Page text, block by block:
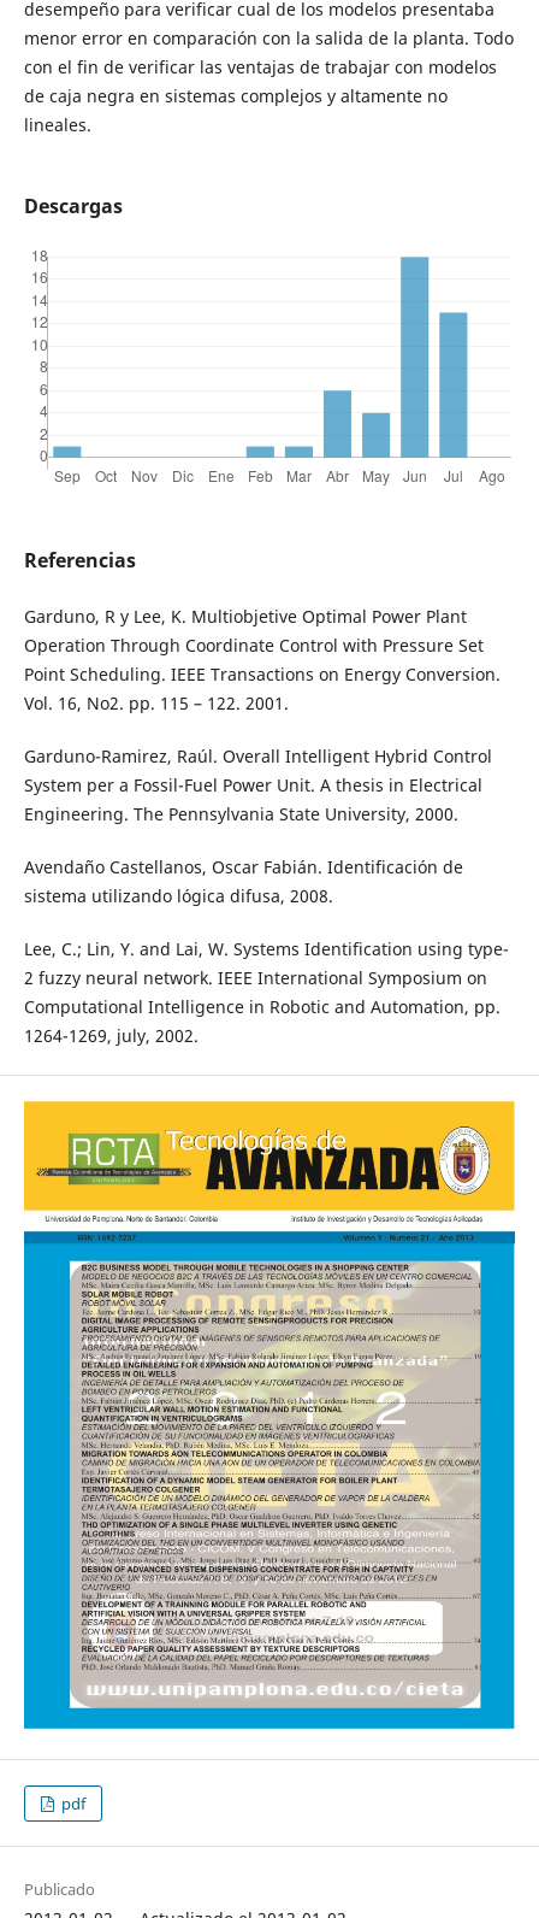
desempeño para verificar cual de los modelos presentaba
menor error en comparación con la salida de la planta. Todo
con el fin de verificar las ventajas de trabajar con modelos
de caja negra en sistemas complejos y altamente no
lineales.
Descargas
Referencias
Garduno, R y Lee, K. Multiobjetive Optimal Power Plant
Operation Through Coordinate Control with Pressure Set
Point Scheduling. IEEE Transactions on Energy Conversion.
Vol. 16, No2. pp. 115 – 122. 2001.
Garduno-Ramirez, Raúl. Overall Intelligent Hybrid Control
System per a Fossil-Fuel Power Unit. A thesis in Electrical
Engineering. The Pennsylvania State University, 2000.
Avendaño Castellanos, Oscar Fabián. Identificación de
sistema utilizando lógica difusa, 2008.
Lee, C.; Lin, Y. and Lai, W. Systems Identification using type-
2 fuzzy neural network. IEEE International Symposium on
Computational Intelligence in Robotic and Automation, pp.
1264-1269, july, 2002.
pdf
Publicado